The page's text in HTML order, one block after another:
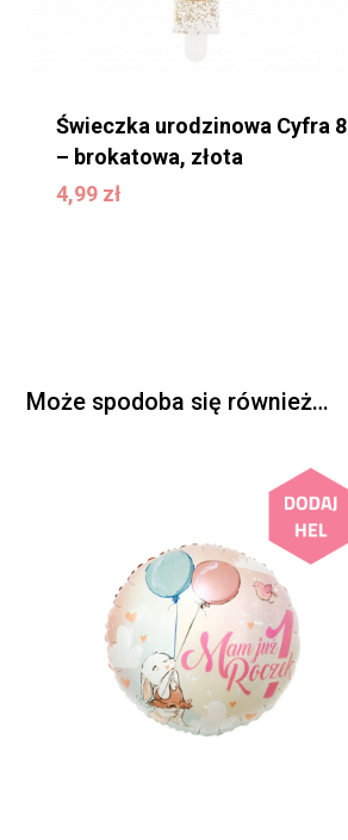
Świeczka urodzinowa Cyfra 8
– brokatowa, złota
4,99 zł
4,99zł
Może spodoba się również…